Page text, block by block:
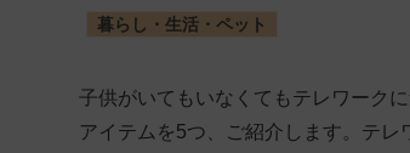
暮らし・生活・ペット
子供がいてもいなくてもテレワーク
アイテムを5つ、ご紹介します。テ